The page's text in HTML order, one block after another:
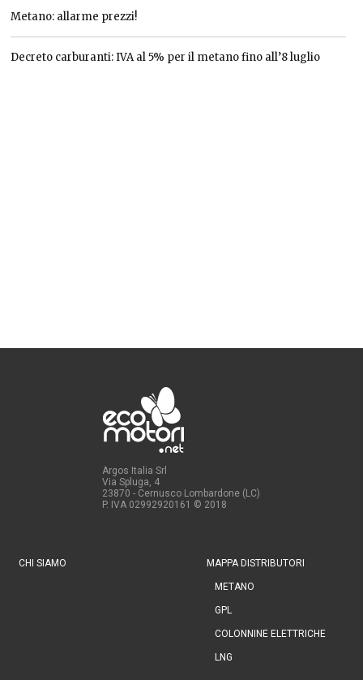
Metano: allarme prezzi!
Decreto carburanti: IVA al 5% per il metano fino all’8 luglio
Argos Italia Srl
Via Spluga, 4
23870 - Cernusco Lombardone (LC)
P. IVA 02992920161 © 2018
CHI SIAMO MAPPA DISTRIBUTORI
METANO
GPL
COLONNINE ELETTRICHE
LNG